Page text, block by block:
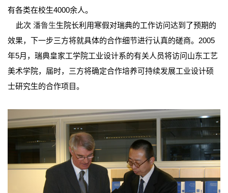
有各类在校生4000余人。
此次 潘鲁生生院长利用寒假对瑞典的工作访问达到了预期的
效果，下一步三方将就具体的合作细节进行认真的磋商。2005
年5月，瑞典皇家工学院工业设计系的有关人员将访问山东工艺
美术学院，届时，三方将确定合作培养可持续发展工业设计硕
士研究生的合作项目。